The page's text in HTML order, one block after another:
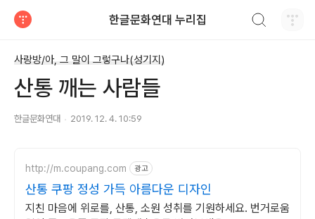
한글문화연대 누리집
사랑방/아, 그 말이 그렇구나(성기지)
산통 깨는 사람들
한글문화연대 2019. 12. 4. 10:59
http://m.coupang.com 광고
산통 쿠팡 정성 가득 아름다운 디자인
지친 마음에 위로를, 산통, 소원 성취를 기원하세요. 번거로움